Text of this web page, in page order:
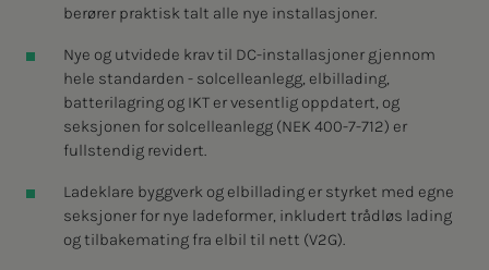
berører praktisk talt alle nye installasjoner.
Nye og utvidede krav til DC-installasjoner gjennom
hele standarden - solcelleanlegg, elbillading,
batterilagring og IKT er vesentlig oppdatert, og
seksjonen for solcelleanlegg (NEK 400-7-712) er
fullstendig revidert.
Ladeklare byggverk og elbillading er styrket med egne
seksjoner for nye ladeformer, inkludert trådløs lading
og tilbakemating fra elbil til nett (V2G).